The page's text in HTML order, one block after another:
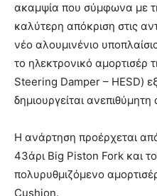
ακαμψία που σύμφωνα με
καλύτερη απόκριση στις
νέο αλουμινένιο
το ηλεκτρονικό αμορτισέρ
Steering Damper – HESD)
δημιουργείται ανεπιθύμητη
Η ανάρτηση προέρχεται
43άρι Big Piston Fork και το
πολυρυθμιζόμενο
Cushion.